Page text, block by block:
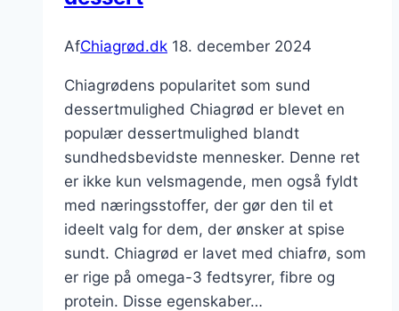
AfChiagrød.dk 18. december 2024
Chiagrødens popularitet som sund
dessertmulighed Chiagrød er blevet en
populær dessertmulighed blandt
sundhedsbevidste mennesker. Denne ret
er ikke kun velsmagende, men også fyldt
med næringsstoffer, der gør den til et
ideelt valg for dem, der ønsker at spise
sundt. Chiagrød er lavet med chiafrø, som
er rige på omega-3 fedtsyrer, fibre og
protein. Disse egenskaber…